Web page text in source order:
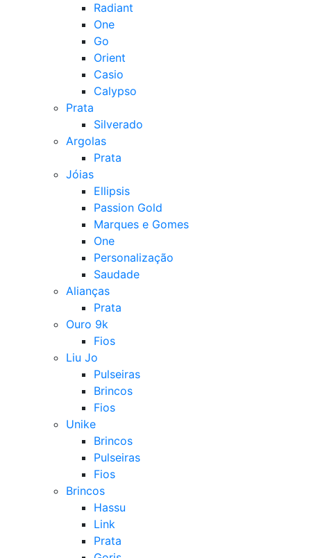
Radiant
One
Go
Orient
Casio
Calypso
Prata
Silverado
Argolas
Prata
Jóias
Ellipsis
Passion Gold
Marques e Gomes
One
Personalização
Saudade
Alianças
Prata
Ouro 9k
Fios
Liu Jo
Pulseiras
Brincos
Fios
Unike
Brincos
Pulseiras
Fios
Brincos
Hassu
Link
Prata